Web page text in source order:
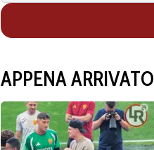
APPENA ARRIVATO